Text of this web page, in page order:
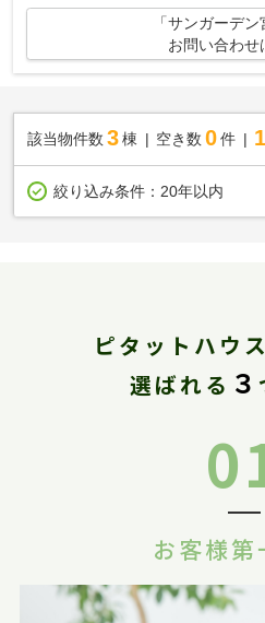
「サンガーデ
お問い合わせ
該当物件数 3棟 空き数 0 件
絞り込み条件： 20年以内
ピタットハウ
選ばれる ３
お客様第